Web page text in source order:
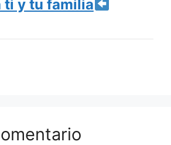
ti y tu familia